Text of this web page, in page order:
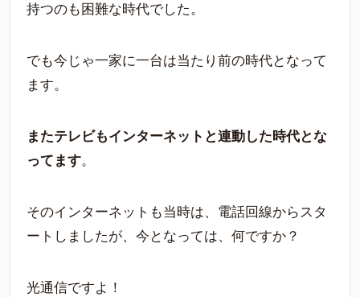
持つのも困難な時代でした。
でも今じゃ一家に一台は当たり前の時代となって
ます。
またテレビもインターネットと連動した時代とな
ってます。
そのインターネットも当時は、電話回線からスタ
ートしましたが、今となっては、何ですか？
光通信ですよ！